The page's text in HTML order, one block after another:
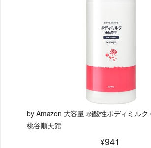
by Amazon 大容量 弱酸性ボディミルク
桃谷順天館
¥941